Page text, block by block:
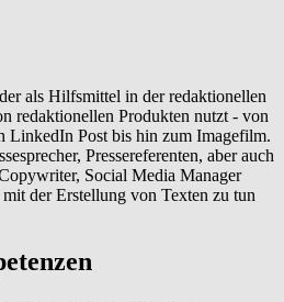
als Hilfsmittel in der redaktionellen
redaktionellen Produkten nutzt - von
LinkedIn Post bis hin zum Imagefilm.
Pressereferenten, aber auch
Social Media Manager
der Erstellung von Texten zu tun